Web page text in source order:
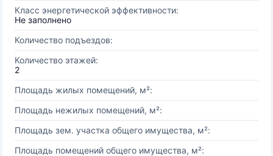
Класс энергетической эффективности:
Не заполнено
Количество подъездов:
Количество этажей:
2
Площадь жилых помещений, м²:
Площадь нежилых помещений, м²:
Площадь зем. участка общего имущества, м²:
Площадь помещений общего имущества, м²: